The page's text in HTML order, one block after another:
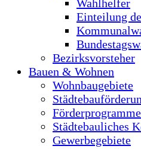
Wahlhelfer
Einteilung
Bezirksvorsteher
Bauen & Wohnen
Wohnbaugebiete
Städtebauliches
Gewerbegebiete